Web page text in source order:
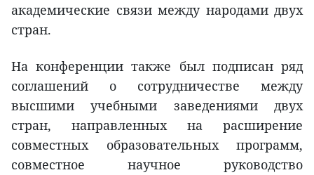
академические связи между народами двух
стран.
На конференции также был подписан ряд
соглашений о сотрудничестве между
высшими учебными заведениями двух
стран, направленных на расширение
совместных образовательных программ,
совместное научное руководство